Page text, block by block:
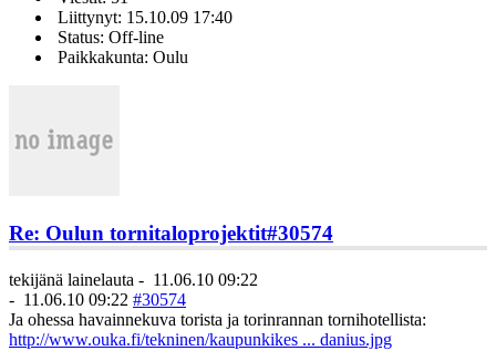
Liittynyt: 15.10.09 17:40
Status: Off-line
Paikkakunta: Oulu
Re: Oulun tornitaloprojektit#30574
tekijänä lainelauta - 11.06.10 09:22
- 11.06.10 09:22 #30574
Ja ohessa havainnekuva torista ja torinrannan tornihotellista:
http://www.ouka.fi/tekninen/kaupunkikes ... danius.jpg